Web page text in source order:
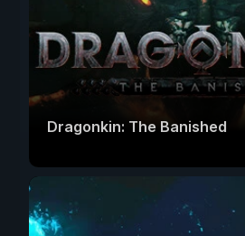
Dragonkin: The Banished